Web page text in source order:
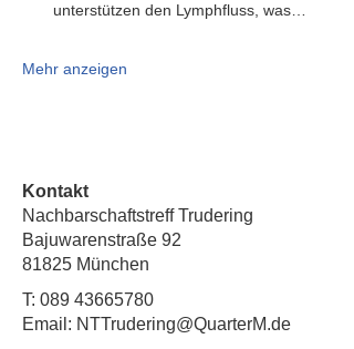
unterstützen den Lymphfluss, was…
Mehr anzeigen
Kontakt
Nachbarschaftstreff Trudering
Bajuwarenstraße 92
81825 München
T: 089 43665780
Email: NTTrudering@QuarterM.de